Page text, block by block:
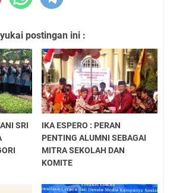
postingan ini :
SRI
IKA ESPERO : PERAN
PENTING ALUMNI SEBAGAI
MITRA SEKOLAH DAN
KOMITE